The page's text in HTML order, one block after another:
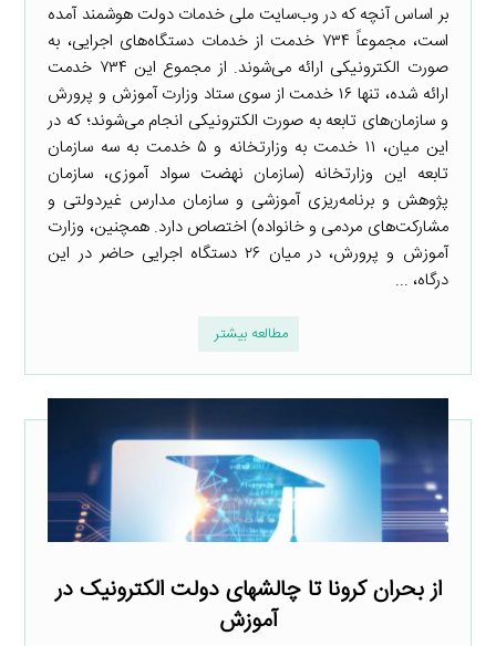
بر اساس آنچه که در وب‌سایت ملی خدمات دولت هوشمند آمده
است، مجموعاً ۷۳۴ خدمت از خدمات دستگاه‌های اجرایی، به
صورت الکترونیکی ارائه می‌شوند. از مجموع این ۷۳۴ خدمت
ارائه شده، تنها ۱۶ خدمت از سوی ستاد وزارت آموزش و پرورش
و سازمان‌های تابعه به صورت الکترونیکی انجام می‌شوند؛ که در
این میان، ۱۱ خدمت به وزارتخانه و ۵ خدمت به سه سازمان
تابعه این وزارتخانه (سازمان نهضت سواد آموزی، سازمان
پژوهش و برنامه‌ریزی آموزشی و سازمان مدارس غیردولتی و
مشارکت‌های مردمی و خانواده) اختصاص دارد. همچنین، وزارت
آموزش و پرورش، در میان ۲۶ دستگاه اجرایی حاضر در این
درگاه، ...
مطالعه بیشتر
از بحران کرونا تا چالش­های دولت الکترونیک در
آموزش